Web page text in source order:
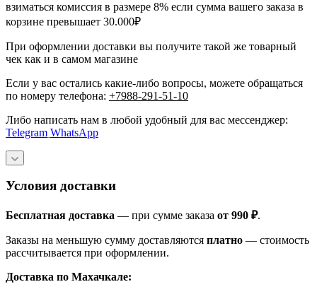
взиматься комиссия в размере 8% если сумма вашего заказа в
корзине превышает 30.000₽
При оформлении доставки вы получите такой же товарный
чек как и в самом магазине
Если у вас остались какие-либо вопросы, можете обращаться
по номеру телефона: +7988-291-51-10
Либо написать нам в любой удобный для вас мессенджер:
Telegram WhatsApp
Условия доставки
Бесплатная доставка — при сумме заказа от 990 ₽.
Заказы на меньшую сумму доставляются платно — стоимость
рассчитывается при оформлении.
Доставка по Махачкале: